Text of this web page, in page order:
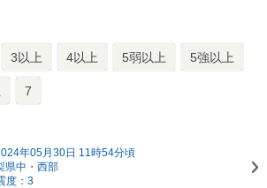
3以上 4以上 5弱以上 5強以上
7
年05月30日 11時54分頃
県中・西部
度：3